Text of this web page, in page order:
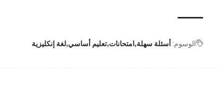
الوسوم: أسئلة سهلة امتحانات تعليم أساسي لغة إنكليزية